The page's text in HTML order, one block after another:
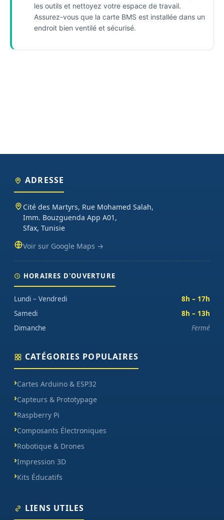
les outils et nettoyez votre espace de travail.
Assurez-vous que la carte BMS est installée dans un
endroit bien ventilé et sécurisé.
ADRESSE
Cité des Martyrs, Rue Mohamed Salah,
Imm. Bouzguenda App A01,
Sfax, Tunisie
Voir sur Google Maps →
HORAIRES D'OUVERTURE
Lundi – Vendredi
8h – 17h
Samedi
8h – 13h
Dimanche
Fermé
CATÉGORIES POPULAIRES
Cartes Arduino & ESP32
Capteurs & Prototypage
Raspberry Pi
Composants Électroniques
Robotique & Drones
Impression 3D
Kits Éducatifs
LIENS UTILES